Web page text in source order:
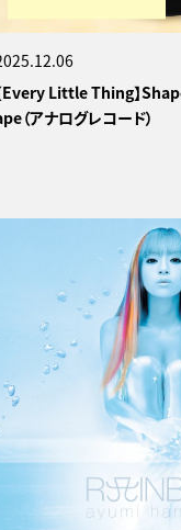
Every Little Thing】
（アナログレコード）